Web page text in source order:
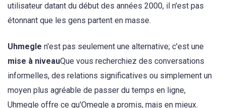
utilisateur datant du début des années 2000, il n'est pas
étonnant que les gens partent en masse.
Uhmegle n'est pas seulement une alternative; c'est une
mise à niveauQue vous recherchiez des conversations
informelles, des relations significatives ou simplement un
moyen plus agréable de passer du temps en ligne,
Uhmegle offre ce qu'Omegle a promis, mais en mieux.